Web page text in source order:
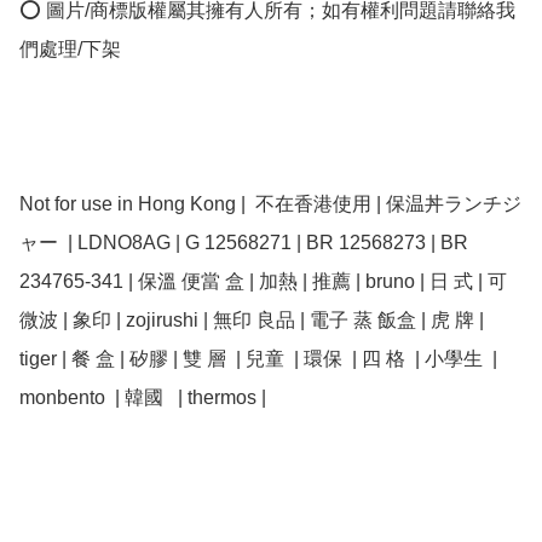
⭕ 圖片/商標版權屬其擁有人所有；如有權利問題請聯絡我
們處理/下架
Not for use in Hong Kong |  不在香港使用 | 保温丼ランチジ
ャー  | LDNO8AG | G 12568271 | BR 12568273 | BR
234765-341 | 保溫 便當 盒 | 加熱 | 推薦 | bruno | 日 式 | 可
微波 | 象印 | zojirushi | 無印 良品 | 電子 蒸 飯盒 | 虎 牌 |
tiger | 餐 盒 | 矽膠 | 雙 層  | 兒童  | 環保  | 四 格  | 小學生  |
monbento  | 韓國   | thermos |